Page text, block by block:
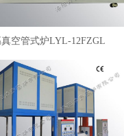
空管式炉LYL-12FZGL